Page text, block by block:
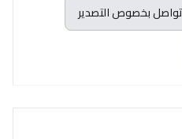
تواصل بخصوص التصدير